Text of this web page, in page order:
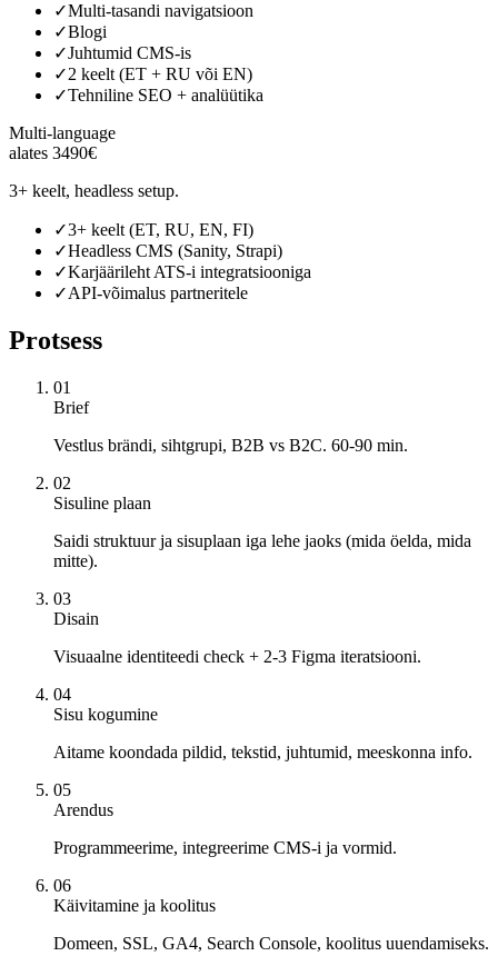
✓Multi-tasandi navigatsioon
✓Blogi
✓Juhtumid CMS-is
✓2 keelt (ET + RU või EN)
✓Tehniline SEO + analüütika
Multi-language
alates 3490€
3+ keelt, headless setup.
✓3+ keelt (ET, RU, EN, FI)
✓Headless CMS (Sanity, Strapi)
✓Karjäärileht ATS-i integratsiooniga
✓API-võimalus partneritele
Protsess
01
Brief
Vestlus brändi, sihtgrupi, B2B vs B2C. 60-90 min.
02
Sisuline plaan
Saidi struktuur ja sisuplaan iga lehe jaoks (mida öelda, mida
mitte).
03
Disain
Visuaalne identiteedi check + 2-3 Figma iteratsiooni.
04
Sisu kogumine
Aitame koondada pildid, tekstid, juhtumid, meeskonna info.
05
Arendus
Programmeerime, integreerime CMS-i ja vormid.
06
Käivitamine ja koolitus
Domeen, SSL, GA4, Search Console, koolitus uuendamiseks.